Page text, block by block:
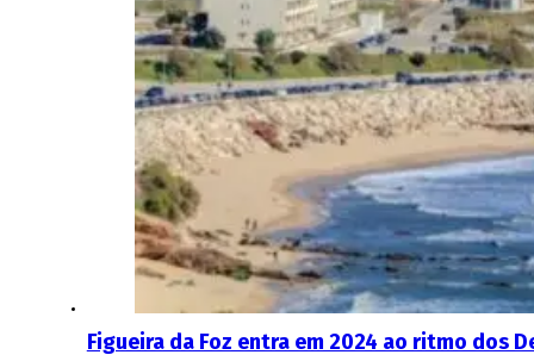
Figueira da Foz entra em 2024 ao ritmo dos